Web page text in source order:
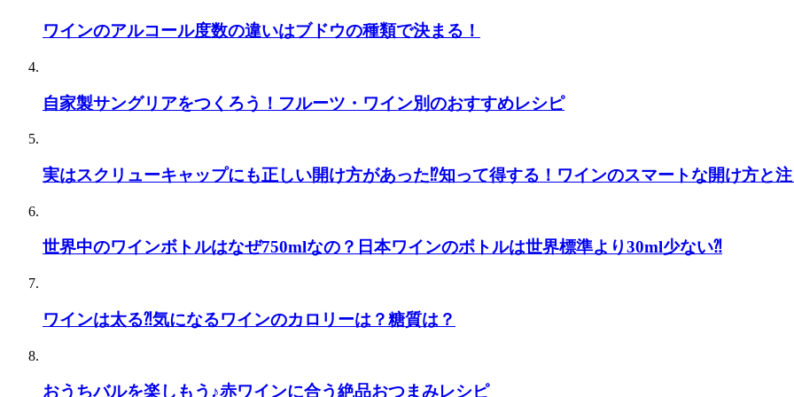
ワインのアルコール度数の違いはブドウの種類で決まる！
自家製サングリアをつくろう！フルーツ・ワイン別のおすすめレシピ
実はスクリューキャップにも正しい開け方があった⁉知って得する！ワインのスマートな開け方と
世界中のワインボトルはなぜ750mlなの？日本ワインのボトルは世界標準より30ml少ない⁈
ワインは太る⁈気になるワインのカロリーは？糖質は？
おうちバルを楽しもう♪赤ワインに合う絶品おつまみレシピ